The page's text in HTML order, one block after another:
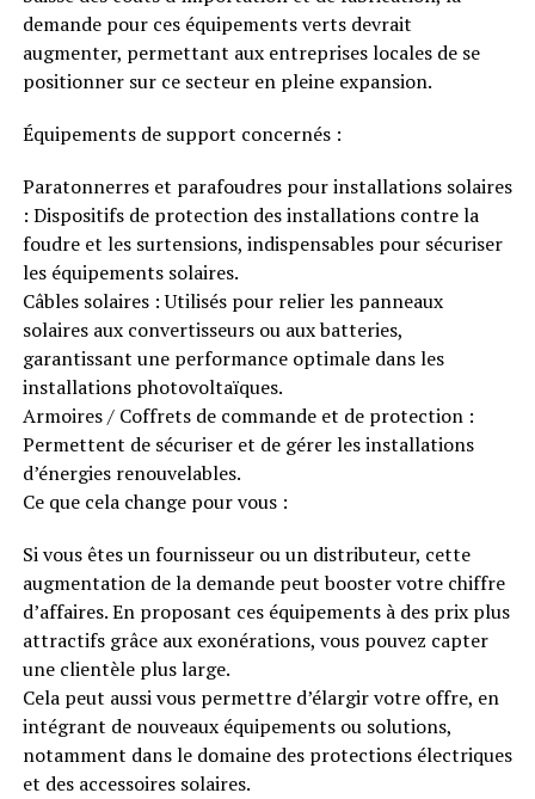
demande pour ces équipements verts devrait
augmenter, permettant aux entreprises locales de se
positionner sur ce secteur en pleine expansion.
Équipements de support concernés :
Paratonnerres et parafoudres pour installations solaires
: Dispositifs de protection des installations contre la
foudre et les surtensions, indispensables pour sécuriser
les équipements solaires.
Câbles solaires : Utilisés pour relier les panneaux
solaires aux convertisseurs ou aux batteries,
garantissant une performance optimale dans les
installations photovoltaïques.
Armoires / Coffrets de commande et de protection :
Permettent de sécuriser et de gérer les installations
d’énergies renouvelables.
Ce que cela change pour vous :
Si vous êtes un fournisseur ou un distributeur, cette
augmentation de la demande peut booster votre chiffre
d’affaires. En proposant ces équipements à des prix plus
attractifs grâce aux exonérations, vous pouvez capter
une clientèle plus large.
Cela peut aussi vous permettre d’élargir votre offre, en
intégrant de nouveaux équipements ou solutions,
notamment dans le domaine des protections électriques
et des accessoires solaires.